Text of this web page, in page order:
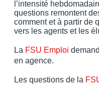
l’intensité
questions remontent
comment et à partir de
vers les agents et les
La FSU Emploi
en agence.
Les questions de la